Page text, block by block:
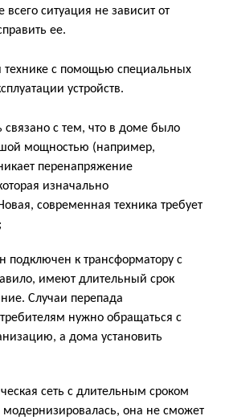
ситуация не зависит от
ее.
технике с помощью специальных
устройств.
с тем, что в доме было
мощностью (например,
перенапряжение
изначально
современная техника требует
подключен к трансформатору с
имеют длительный срок
Случаи перепада
нужно обращаться с
а дома установить
сеть с длительным сроком
модернизировалась, она не сможет